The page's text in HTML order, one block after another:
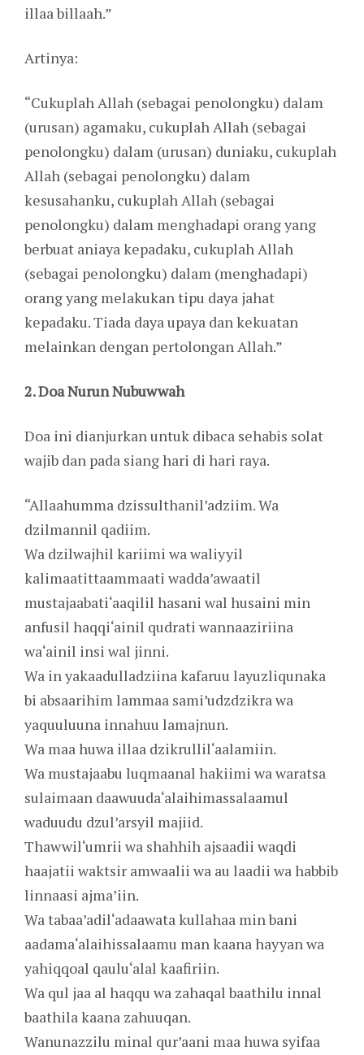
illaa billaah.”
Artinya:
“Cukuplah Allah (sebagai penolongku) dalam
(urusan) agamaku, cukuplah Allah (sebagai
penolongku) dalam (urusan) duniaku, cukuplah
Allah (sebagai penolongku) dalam
kesusahanku, cukuplah Allah (sebagai
penolongku) dalam menghadapi orang yang
berbuat aniaya kepadaku, cukuplah Allah
(sebagai penolongku) dalam (menghadapi)
orang yang melakukan tipu daya jahat
kepadaku. Tiada daya upaya dan kekuatan
melainkan dengan pertolongan Allah.”
2. Doa Nurun Nubuwwah
Doa ini dianjurkan untuk dibaca sehabis solat
wajib dan pada siang hari di hari raya.
“Allaahumma dzissulthanil’adziim. Wa
dzilmannil qadiim.
Wa dzilwajhil kariimi wa waliyyil
kalimaatittaammaati wadda’awaatil
mustajaabati‘aaqilil hasani wal husaini min
anfusil haqqi‘ainil qudrati wannaaziriina
wa‘ainil insi wal jinni.
Wa in yakaadulladziina kafaruu layuzliqunaka
bi absaarihim lammaa sami’udzdzikra wa
yaquuluuna innahuu lamajnun.
Wa maa huwa illaa dzikrullil‘aalamiin.
Wa mustajaabu luqmaanal hakiimi wa waratsa
sulaimaan daawuuda‘alaihimassalaamul
waduudu dzul’arsyil majiid.
Thawwil‘umrii wa shahhih ajsaadii waqdi
haajatii waktsir amwaalii wa au laadii wa habbib
linnaasi ajma’iin.
Wa tabaa’adil‘adaawata kullahaa min bani
aadama‘alaihissalaamu man kaana hayyan wa
yahiqqoal qaulu‘alal kaafiriin.
Wa qul jaa al haqqu wa zahaqal baathilu innal
baathila kaana zahuuqan.
Wanunazzilu minal qur’aani maa huwa syifaa